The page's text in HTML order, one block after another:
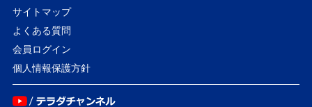
サイトマップ
よくある質問
会員ログイン
個人情報保護方針